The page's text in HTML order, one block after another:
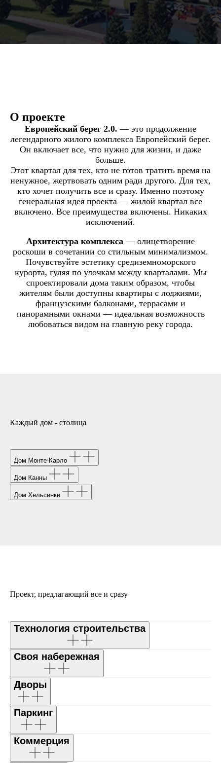
О проекте
Европейский берег 2.0. — это продолжение
легендарного жилого комплекса Европейский берег.
Он включает все, что нужно для жизни, и даже
больше.
Этот квартал для тех, кто не готов тратить время на
ненужное, жертвовать одним ради другого. Для тех,
кто хочет получить все и сразу. Именно поэтому
генеральная идея проекта — жилой квартал все
включено. Все преимущества включены. Никаких
исключений.
Архитектура комплекса — олицетворение
роскоши в сочетании со стильным минимализмом.
Почувствуйте эстетику средиземноморского
курорта, гуляя по улочкам между кварталами. Мы
спроектировали дома таким образом, чтобы
жителям были доступны квартиры с лоджиями,
французскими балконами, террасами и
панорамными окнами — идеальная возможность
любоваться видом на главную реку города.
Каждый дом - столица
Дом Монте-Карло
Дом Канны
Дом Хельсинки
Проект, предлагающий все и сразу
Технология строительства
Своя набережная
Дворы
Паркинг
Коммерция